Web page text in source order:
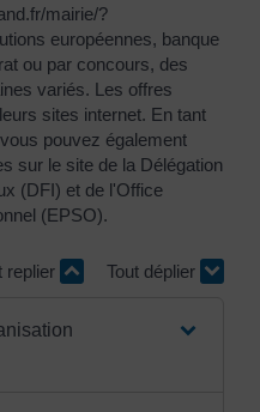
mairie/?
européennes, banque
ou par concours, des
variés. Les offres
sites internet. En tant
pouvez également
sur le site de la Délégation
(DFI) et de l'Office
(EPSO).
replier Tout déplier